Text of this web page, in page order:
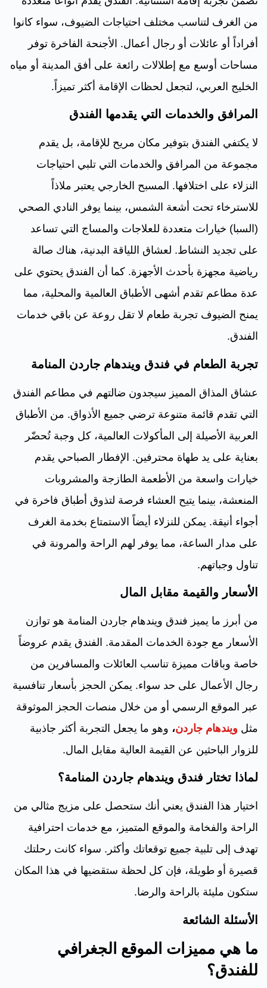
من الغرف لتناسب مختلف احتياجات الضيوف، سواء كانوا
أفراداً أو عائلات أو رجال أعمال. الأجنحة الفاخرة توفر
مساحات أوسع مع إطلالات رائعة على أفق المدينة أو مياه
الخليج العربي، لتجعل لحظات الإقامة أكثر تميزاً.
المرافق والخدمات التي يقدمها الفندق
لا يكتفي الفندق بتوفير مكان مريح للإقامة، بل يقدم
مجموعة من المرافق والخدمات التي تلبي احتياجات
النزلاء على اختلافها. المسبح الخارجي يعتبر ملاذاً
للاسترخاء تحت أشعة الشمس، بينما يوفر النادي الصحي
(السبا) خيارات متعددة للعلاجات والمساج التي تساعد
على تجديد النشاط. لعشاق اللياقة البدنية، هناك صالة
رياضية مجهزة بأحدث الأجهزة. كما أن الفندق يحتوي على
عدة مطاعم تقدم أشهى الأطباق العالمية والمحلية، مما
يمنح الضيوف تجربة طعام لا تقل روعة عن باقي خدمات
الفندق.
تجربة الطعام في فندق ويندهام جاردن المنامة
عشاق المذاق المميز سيجدون ضالتهم في مطاعم الفندق
التي تقدم قائمة متنوعة ترضي جميع الأذواق. من الأطباق
العربية الأصيلة إلى المأكولات العالمية، كل وجبة تُحضّر
بعناية على يد طهاة محترفين. الإفطار الصباحي يقدم
خيارات واسعة من الأطعمة الطازجة والمشروبات
المنعشة، بينما يتيح العشاء فرصة لتذوق أطباق فاخرة في
أجواء أنيقة. يمكن للنزلاء أيضاً الاستمتاع بخدمة الغرف
على مدار الساعة، مما يوفر لهم الراحة والمرونة في
تناول وجباتهم.
الأسعار والقيمة مقابل المال
من أبرز ما يميز فندق ويندهام جاردن المنامة هو توازن
الأسعار مع جودة الخدمات المقدمة. الفندق يقدم عروضاً
خاصة وباقات مميزة تناسب العائلات والمسافرين من
رجال الأعمال على حد سواء. يمكن الحجز بأسعار تنافسية
عبر الموقع الرسمي أو من خلال منصات الحجز الموثوقة
مثل ويندهام جاردن، وهو ما يجعل التجربة أكثر جاذبية
للزوار الباحثين عن القيمة العالية مقابل المال.
لماذا تختار فندق ويندهام جاردن المنامة؟
اختيار هذا الفندق يعني أنك ستحصل على مزيج مثالي من
الراحة والفخامة والموقع المتميز، مع خدمات احترافية
تهدف إلى تلبية جميع توقعاتك وأكثر. سواء كانت رحلتك
قصيرة أو طويلة، فإن كل لحظة ستقضيها في هذا المكان
ستكون مليئة بالراحة والرضا.
الأسئلة الشائعة
ما هي مميزات الموقع الجغرافي
للفندق؟